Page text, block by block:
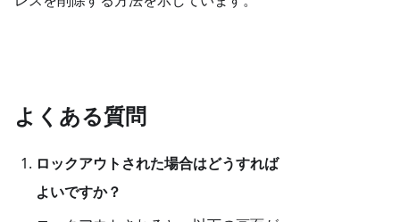
よくある質問
ロックアウトされた場合はどうすれば
よいですか？